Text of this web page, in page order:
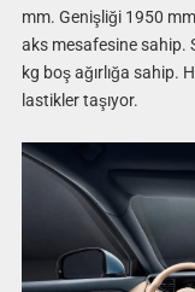
mm. Genişliği 1950
aks mesafesine sahip.
kg boş ağırlığa sahip.
lastikler taşıyor.